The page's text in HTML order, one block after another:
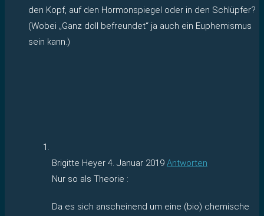
den Kopf, auf den Hormonspiegel oder in den Schlüpfer?
(Wobei „Ganz doll befreundet“ ja auch ein Euphemismus
sein kann.)
Brigitte Heyer 4. Januar 2019 Antworten
Nur so als Theorie :
Da es sich anscheinend um eine (bio) chemische